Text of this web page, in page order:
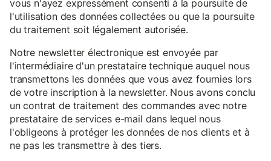
vous n'ayez expressément consenti à la poursuite de
l'utilisation des données collectées ou que la poursuite
du traitement soit légalement autorisée.
Notre newsletter électronique est envoyée par
l'intermédiaire d'un prestataire technique auquel nous
transmettons les données que vous avez fournies lors
de votre inscription à la newsletter. Nous avons conclu
un contrat de traitement des commandes avec notre
prestataire de services e-mail dans lequel nous
l'obligeons à protéger les données de nos clients et à
ne pas les transmettre à des tiers.